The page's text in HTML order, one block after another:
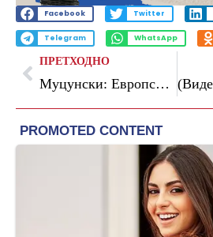
Facebook Twitter
Telegram WhatsApp
ПРЕТХОДНО
Муцунски: Европската комисија стави на располагање 65,7 милиони евра за државата – највисок износ во регионот